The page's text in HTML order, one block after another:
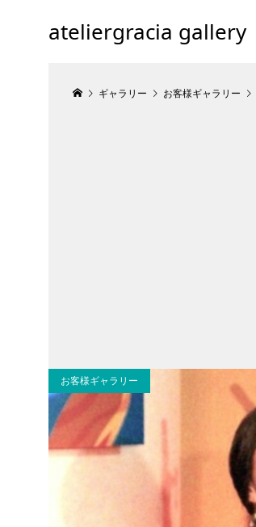
ateliergracia gallery
ギャラリー お客様ギャラリー
お客様ギャラリー